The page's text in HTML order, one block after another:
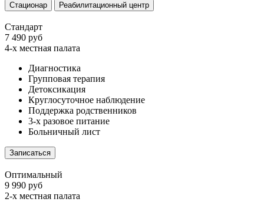
Стационар Реабилитационный центр
Стандарт
7 490 руб
4-х местная палата
Диагностика
Групповая терапия
Детоксикация
Круглосуточное наблюдение
Поддержка родственников
3-х разовое питание
Больничный лист
Записаться
Оптимальный
9 990 руб
2-х местная палата